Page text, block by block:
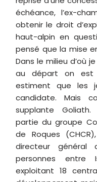
échéance, l’ex-
obtenir le droit
haut-alpin en
pensé que la mise
Dans le milieu d’où
au départ on est
estiment que les
candidate. Mais
supplante Goliath.
partie du groupe
de Roques
directeur général
personnes entre
exploitant 18